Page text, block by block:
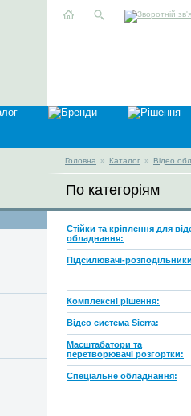
Головна » Каталог » Відео
По категоріям
Стійки та кріплення для
обладнання:
Підсилювачі-
Комплексні рішення:
Відео система Sierra:
Масштабатори та
перетворювачі розгортки:
Спеціальне обладнання: